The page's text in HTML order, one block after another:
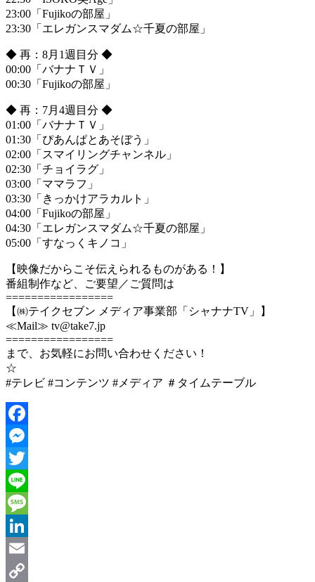
23:00「Fujikoの部屋」
23:30「エレガンスマダム☆千夏の部屋」
◆ 再：8月1週目分 ◆
00:00「バナナＴＶ」
00:30「Fujikoの部屋」
◆ 再：7月4週目分 ◆
01:00「バナナＴＶ」
01:30「ぴあんぱとあそぼう」
02:00「スマイリングチャンネル」
02:30「チョイラグ」
03:00「ママラフ」
03:30「きっかけアラカルト」
04:00「Fujikoの部屋」
04:30「エレガンスマダム☆千夏の部屋」
05:00「すなっくキノコ」
【映像だからこそ伝えられるものがある！】
番組制作など、ご要望／ご質問は
=================
【㈱テイクセブン メディア事業部「シャナナTV」】
≪Mail≫ tv@take7.jp
=================
まで、お気軽にお問い合わせください！
☆
#テレビ #コンテンツ #メディア ＃タイムテーブル